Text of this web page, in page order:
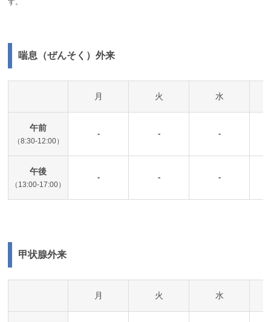
す。
喘息（ぜんそく）外来
月 火 水
午前
（8:30-12:00）
- - -
午後
（13:00-17:00）
- - -
甲状腺外来
月 火 水